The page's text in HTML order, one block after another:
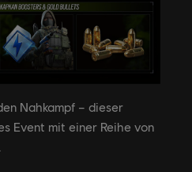
Nahkampf – dieser
Event mit einer Reihe von